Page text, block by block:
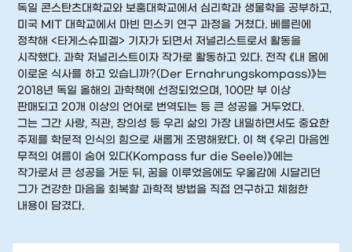
독일 콘스탄츠대학교와 보훔대학교에서 심리학과 생물학을 공부하고,
미국 MIT 대학교에서 마빈 민스키 연구 과정을 거쳤다. 베를린에
정착해 <타게스슈피겔> 기자가 되면서 저널리스트로서 활동을
시작했다. 과학 저널리스트이자 작가로 활동하고 있다. 전작 《내 몸에
이로운 식사를 하고 있습니까?(Der Ernahrungskompass)》는
2018년 독일 올해의 과학책에 선정되었으며, 100만 부 이상
판매되고 20개 이상의 언어로 번역되는 등 큰 성공을 거두었다.
그는 그간 사랑, 직관, 창의성 등 우리 삶의 가장 내밀하면서도 중요한
주제를 학문적 인식의 힘으로 새롭게 조명해왔다. 이 책 《우리 마음엔
무적의 여름이 숨어 있다(Kompass fur die Seele)》에는
작가로서 큰 성공을 거둔 뒤, 꿈을 이루었음에도 우울감에 시달리던
그가 건강한 마음을 회복할 과학적 방법을 직접 연구하고 체험한
내용이 담겼다.